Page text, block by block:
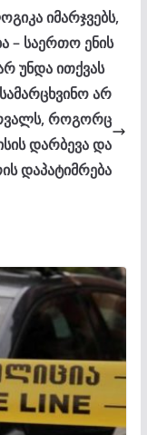
იმარჯვებს,
– საერთო ენის
უნდა ითქვას
არ
როგორც
დარბევა და
დაპატიმრება